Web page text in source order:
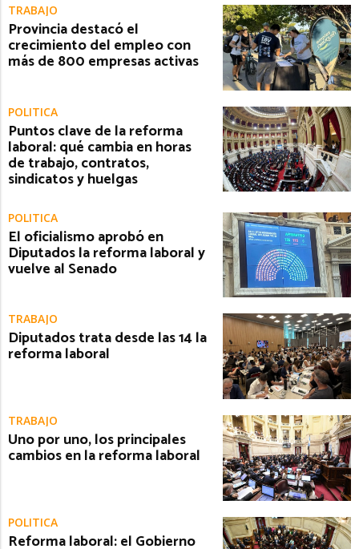
TRABAJO
Provincia destacó el
crecimiento del empleo con
más de 800 empresas activas
POLITICA
Puntos clave de la reforma
laboral: qué cambia en horas
de trabajo, contratos,
sindicatos y huelgas
POLITICA
El oficialismo aprobó en
Diputados la reforma laboral y
vuelve al Senado
TRABAJO
Diputados trata desde las 14 la
reforma laboral
TRABAJO
Uno por uno, los principales
cambios en la reforma laboral
POLITICA
Reforma laboral: el Gobierno